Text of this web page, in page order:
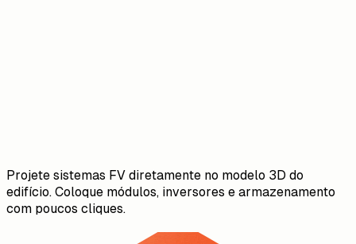
Projete sistemas FV diretamente no modelo 3D do
edifício. Coloque módulos, inversores e armazenamento
com poucos cliques.